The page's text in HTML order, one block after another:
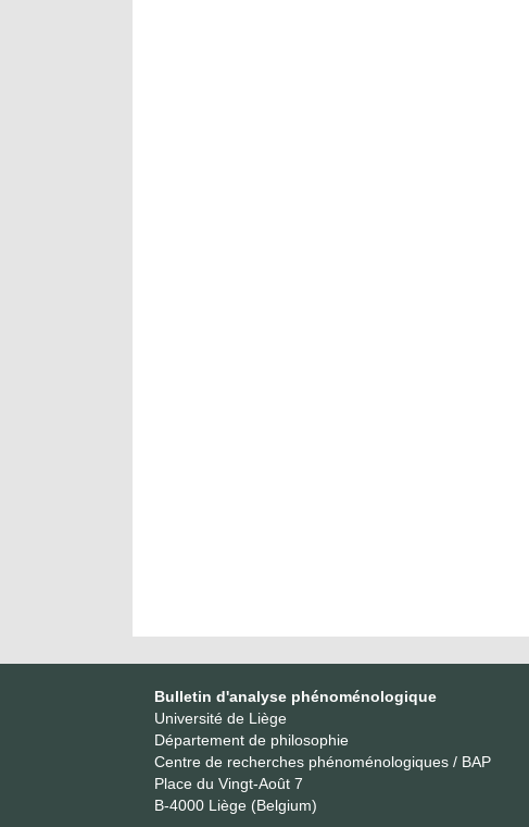
Bulletin d'analyse phénoménologique
Université de Liège
Département de philosophie
Centre de recherches phénoménologiques / BAP
Place du Vingt-Août 7
B-4000 Liège (Belgium)